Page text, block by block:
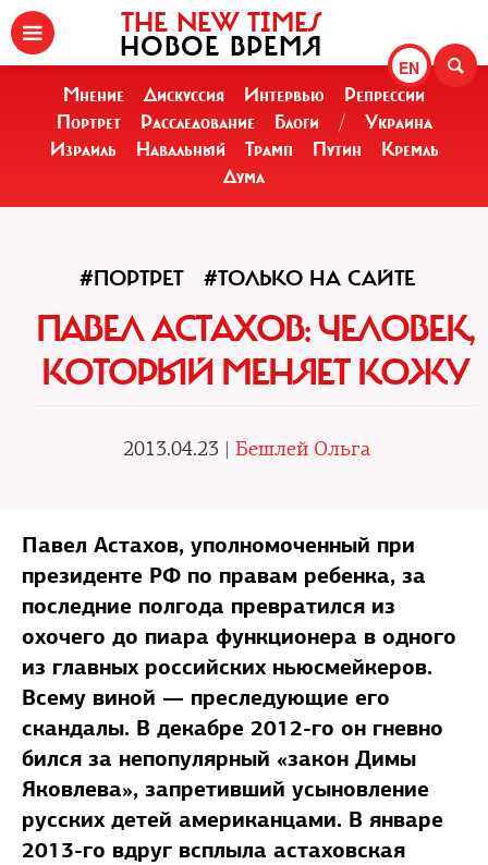
EN
THE NEW TIMES
НОВОЕ ВРЕМЯ
Мнение Дискуссия Интервью
Репрессии
Портрет
Расследование Блоги /
Украина
Израиль
Навальный Трамп Путин
Кремль
Дума
#ПОРТРЕТ #ТОЛЬКО НА САЙТЕ
ПАВЕЛ АСТАХОВ: ЧЕЛОВЕК,
КОТОРЫЙ МЕНЯЕТ КОЖУ
2013.04.23 | Бешлей Ольга
Павел Астахов, уполномоченный при
президенте РФ по правам ребенка, за
последние полгода превратился из
охочего до пиара функционера в одного
из главных российских ньюсмейкеров.
Всему виной — преследующие его
скандалы. В декабре 2012-го он гневно
бился за непопулярный «закон Димы
Яковлева», запретивший усыновление
русских детей американцами. В январе
2013-го вдруг всплыла астаховская